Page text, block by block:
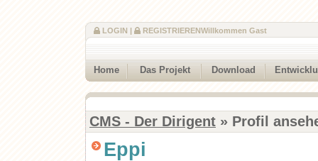
Willkommen Gast
LOGIN | REGISTRIEREN
Home Das Projekt Download
CMS - Der Dirigent » Profil
Eppi